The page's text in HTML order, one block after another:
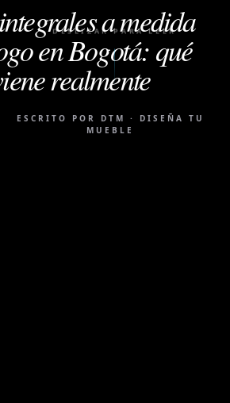
a medida
en Bogotá: qué
realmente
ESCRITO POR DTM · DISEÑA TU
MUEBLE
DESLIZAR PARA LEER